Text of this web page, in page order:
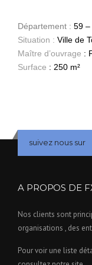
Département : 59 –
Situation : Ville de
Maître d’ouvrage :
Surface : 250 m²
suivez nous sur
A PROPOS DE
Nos clients sont
organisations , des
Pour voir une liste